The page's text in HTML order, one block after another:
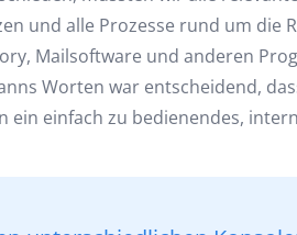
und alle Prozesse rund um die
Mailsoftware und anderen
Worten war entscheidend,
ein einfach zu bedienendes,